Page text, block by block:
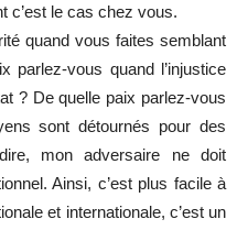
c’est le cas chez vous.
quand vous faites semblant
parlez-vous quand l’injustice
? De quelle paix parlez-vous
sont détournés pour des
mon adversaire ne doit
Ainsi, c’est plus facile à
et internationale, c’est un